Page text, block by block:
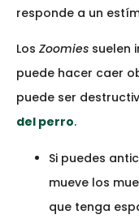
responde a un
Los Zoomies suelen
puede hacer caer
puede ser
del perro.
Si puedes
mueve los
que tenga